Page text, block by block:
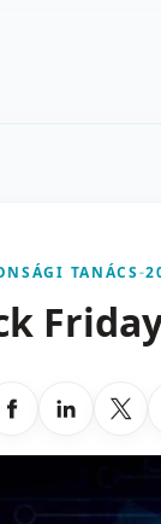
TANÁCS-
Megosztas